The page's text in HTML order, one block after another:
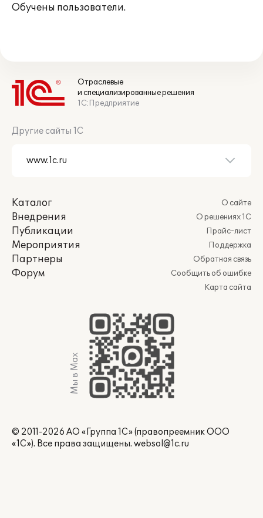
Обучены пользователи.
Отраслевые
и специализированные решения
1С:Предприятие
Другие сайты 1С
Каталог
Внедрения
Публикации
Мероприятия
Партнеры
Форум
О сайте
О решениях 1С
Прайс-лист
Поддержка
Обратная связь
Сообщить об ошибке
Карта сайта
Мы в Max
© 2011-2026 АО «Группа 1С» (правопреемник ООО
«1С»). Все права защищены. websol@1c.ru